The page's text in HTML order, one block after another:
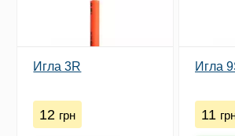
Игла 3R
12 грн
Игла
11